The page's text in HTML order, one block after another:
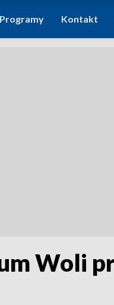
Programy Kontakt
Woli